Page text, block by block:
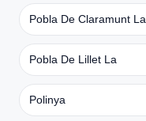
Pobla De Claramunt La
Pobla De Lillet La
Polinya